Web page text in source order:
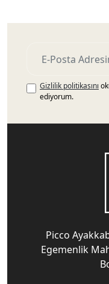
Gizlilik politikasını
ediyorum.
Picco
Egemenlik